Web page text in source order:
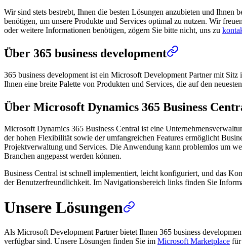
Wir sind stets bestrebt, Ihnen die besten Lösungen anzubieten und
benötigen, um unsere Produkte und Services optimal zu nutzen. Wir
oder weitere Informationen benötigen, zögern Sie bitte nicht, uns zu
Über 365 business development
365 business development ist ein Microsoft Development Partner mit
Ihnen eine breite Palette von Produkten und Services, die auf den
Über Microsoft Dynamics 365 Business
Microsoft Dynamics 365 Business Central ist eine
der hohen Flexibilität sowie der umfangreichen Features ermöglicht
Projektverwaltung und Services. Die Anwendung kann problemlos um
Branchen angepasst werden können.
Business Central ist schnell implementiert, leicht konfiguriert, und das
der Benutzerfreundlichkeit. Im Navigationsbereich links finden Sie
Unsere Lösungen
Als Microsoft Development Partner bietet Ihnen 365 business
verfügbar sind. Unsere Lösungen finden Sie im Microsoft Marketplace für